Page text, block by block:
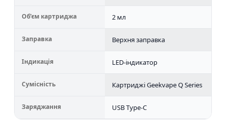
Об’єм картриджа 2 мл
Заправка Верхня заправка
Індикація LED-індикатор
Сумісність Картриджі Geekvape Q Series
Заряджання USB Type-C